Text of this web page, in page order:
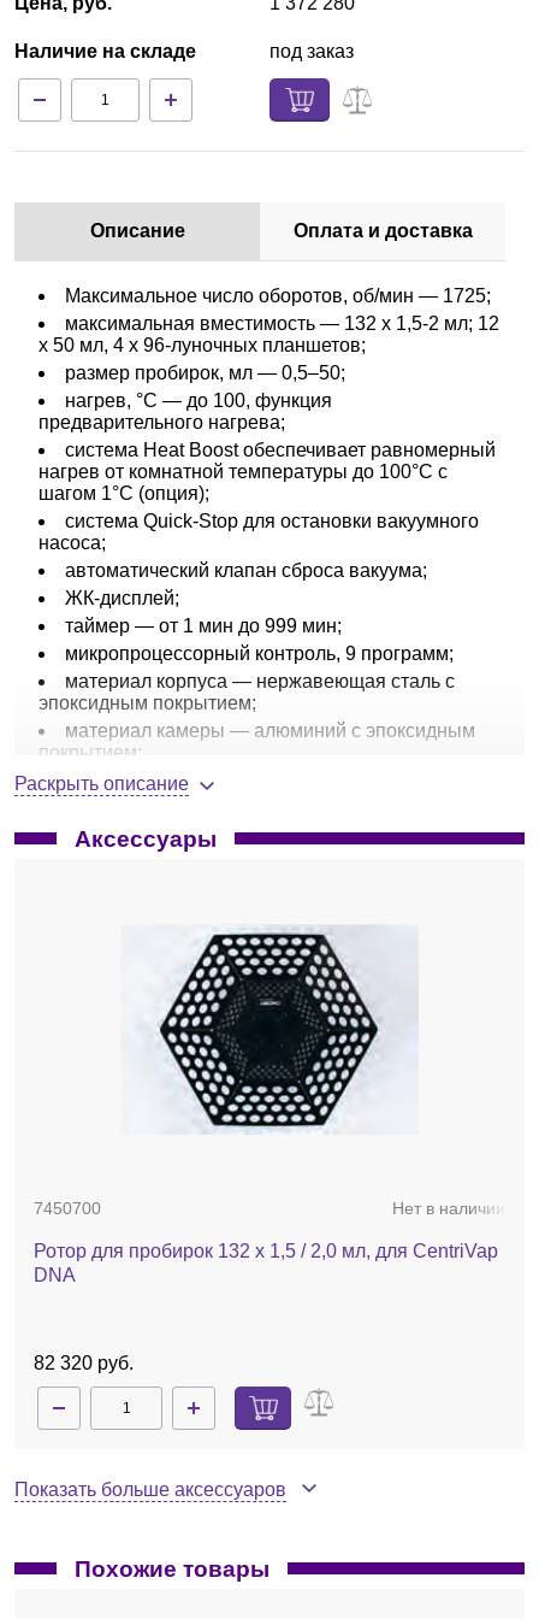
Наличие на складе под заказ
Описание Оплата и доставка
Максимальное число оборотов, об/мин — 1725;
максимальная вместимость — 132 х 1,5-2 мл; 12
х 50 мл, 4 х 96-луночных планшетов;
размер пробирок, мл — 0,5–50;
нагрев, °С — до 100, функция
предварительного нагрева;
система Heat Boost обеспечивает равномерный
нагрев от комнатной температуры до 100°С с
шагом 1°С (опция);
система Quick-Stop для остановки вакуумного
насоса;
автоматический клапан сброса вакуума;
ЖК-дисплей;
таймер — от 1 мин до 999 мин;
микропроцессорный контроль, 9 программ;
материал корпуса — нержавеющая сталь с
эпоксидным покрытием;
материал камеры — алюминий с эпоксидным
покрытием;
материал крышки — акрил (стекло — опция);
прибора;
габариты без/в упаковки, ШхГхВ, мм — 373 x
Раскрыть описание
Аксессуары
7450700 Нет в наличии
Ротор для пробирок 132 х 1,5 / 2,0 мл, для CentriVap
DNA
82 320 руб.
Показать больше аксессуаров
Похожие товары